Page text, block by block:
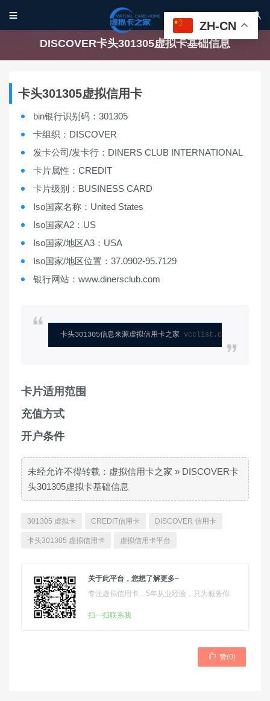
 
DISCOVER卡头301305虚拟卡基础信息
卡头301305虚拟信用卡
bin银行识别码：301305
卡组织：DISCOVER
发卡公司/发卡行：DINERS CLUB INTERNATIONAL
卡片属性：CREDIT
卡片级别：BUSINESS CARD
Iso国家名称：United States
Iso国家A2：US
Iso国家/地区A3：USA
Iso国家/地区位置：37.0902-95.7129
银行网站：www.dinersclub.com
卡头301305信息来源虚拟信用卡之家 vcclist.com
卡片适用范围
充值方式
开户条件
未经允许不得转载： 虚拟信用卡之家 » DISCOVER卡
头301305虚拟卡基础信息
301305 虚拟卡 CREDIT信用卡 DISCOVER 信用卡
卡头301305 虚拟信用卡 虚拟信用卡平台
关于此平台，您想了解更多~
专注虚拟信用卡，5年从业经验，只为服务你
扫一扫联系我
 赞(0)
ZH-CN